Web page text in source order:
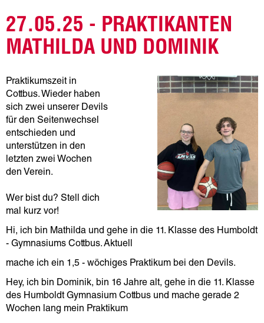
27.05.25 - PRAKTIKANTEN
MATHILDA UND DOMINIK
Praktikumszeit in
Cottbus. Wieder haben
sich zwei unserer Devils
für den Seitenwechsel
entschieden und
unterstützen in den
letzten zwei Wochen
den Verein.
Wer bist du? Stell dich
mal kurz vor!
Hi, ich bin Mathilda und gehe in die 11. Klasse des Humboldt
- Gymnasiums Cottbus. Aktuell
mache ich ein 1,5 - wöchiges Praktikum bei den Devils.
Hey, ich bin Dominik, bin 16 Jahre alt, gehe in die 11. Klasse
des Humboldt Gymnasium Cottbus und mache gerade 2
Wochen lang mein Praktikum